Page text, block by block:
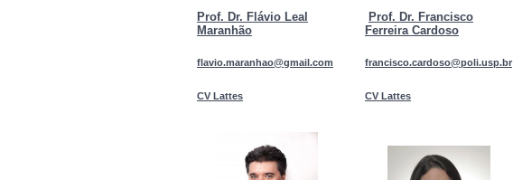
Prof. Dr. Flávio Leal
Maranhão
flavio.maranhao@gmail.com
CV Lattes
Prof. Dr. Francisco
Ferreira Cardoso
francisco.cardoso@poli.usp.br
CV Lattes